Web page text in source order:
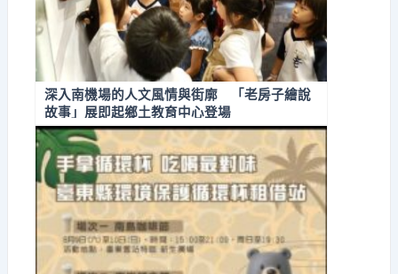
深入南機場的人文風情與街廓 「老房子繪說
故事」展即起鄉土教育中心登場